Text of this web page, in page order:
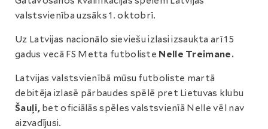
valstsvienība uzsāks 1. oktobrī.
Uz Latvijas nacionālo sieviešu izlasi izsaukta arī 15
gadus vecā FS Metta futboliste Nelle Treimane.
Latvijas valstsvienībā mūsu futboliste martā
debitēja izlasē pārbaudes spēlē pret Lietuvas klubu
Šauļi, bet oficiālās spēles valstsvienīā Nelle vēl nav
aizvadījusi.